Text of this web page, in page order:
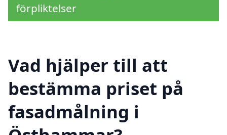
förpliktelser
Vad hjälper till att
bestämma priset på
fasadmålning i